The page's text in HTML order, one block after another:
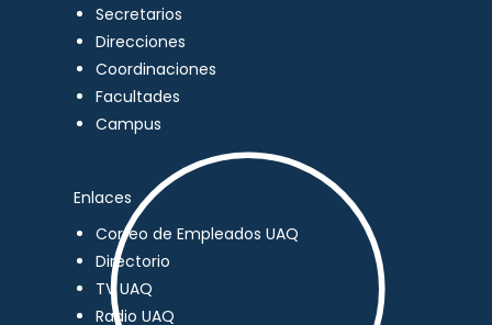
Secretarios
Direcciones
Coordinaciones
Facultades
Campus
Enlaces
Correo de Empleados UAQ
Directorio
TV UAQ
Radio UAQ